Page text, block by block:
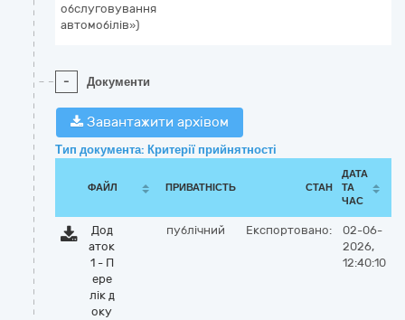
обслуговування
автомобілів»)
- Документи
Завантажити архівом
Тип документа: Критерії прийнятності
ФАЙЛ ПРИВАТНІСТЬ СТАН
ДАТА
ТА
ЧАС
Дод
аток
1 - П
ере
лік д
оку
публічний Експортовано:
02-06-
2026,
12:40:10